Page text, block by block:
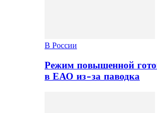
В России
Режим повышенной
в ЕАО из-за паводка